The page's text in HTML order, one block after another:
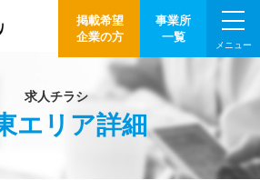
掲載希望
企業の方
事業所
一覧
メニュー
求人チラシ
エリア詳細